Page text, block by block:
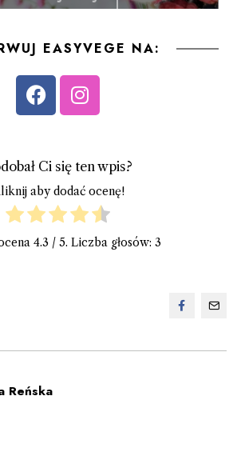
EASYVEGE NA:
Ci się ten wpis?
aby dodać ocenę!
4.3 / 5. Liczba głosów:3
Reńska